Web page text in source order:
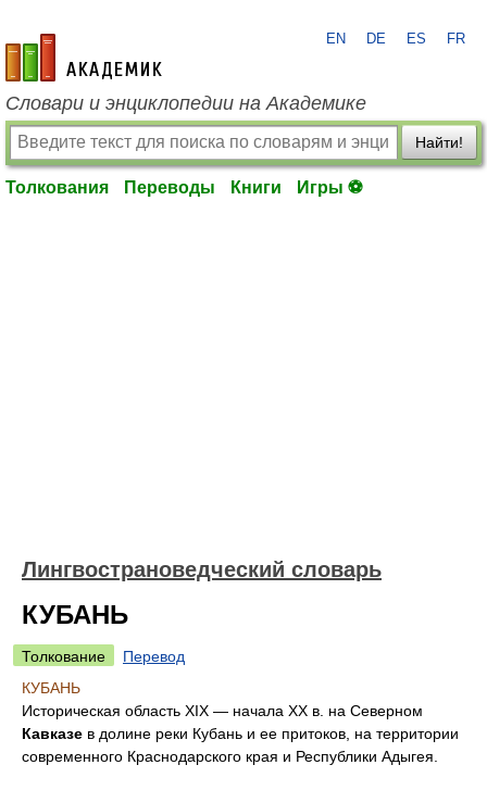
academic.ru
EN DE ES FR
Словари и энциклопедии на Академике
Найти!
Толкования Переводы Книги Игры ⚽
Лингвострановедческий словарь
КУБАНЬ
Толкование
Перевод
КУБАНЬ
Историческая область ХIХ — начала XX в. на Северном
Кавказе в долине реки Кубань и ее притоков, на территории
современного Краснодарского края и Республики Адыгея.